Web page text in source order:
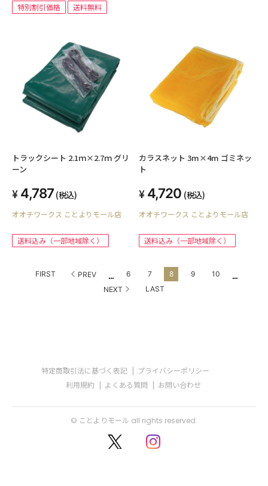
特別割引価格 送料無料
トラックシート 2.1ｍ×2.7ｍ グリ
ーン
4,787 (税込)
オオチワークス ことよりモール店
送料込み（一部地域除く）
カラスネット 3m×4m ゴミネッ
ト
4,720 (税込)
オオチワークス ことよりモール店
送料込み（一部地域除く）
FIRST PREV ... 6 7 8 9 10 ...
NEXT LAST
特定商取引法に基づく表記
プライバシーポリシー
利用規約
よくある質問 お問い合わせ
© ことよりモール all rights reserved.